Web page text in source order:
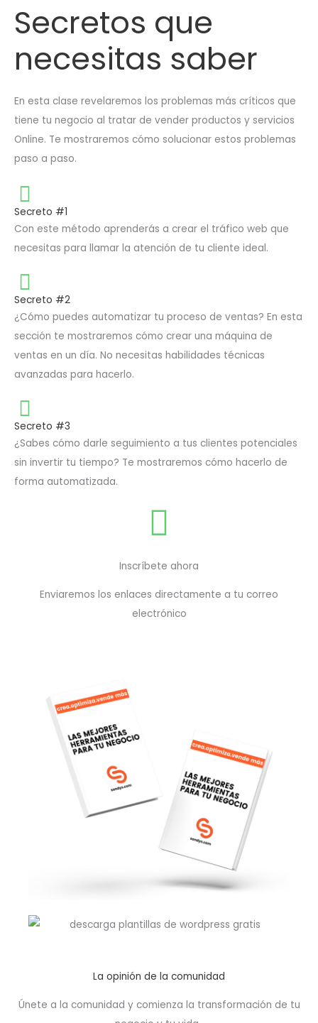
Secretos que
necesitas saber
En esta clase revelaremos los problemas más críticos que
tiene tu negocio al tratar de vender productos y servicios
Online. Te mostraremos cómo solucionar estos problemas
paso a paso.
Secreto #1
Con este método aprenderás a crear el tráfico web que
necesitas para llamar la atención de tu cliente ideal.
Secreto #2
¿Cómo puedes automatizar tu proceso de ventas? En esta
sección te mostraremos cómo crear una máquina de
ventas en un día. No necesitas habilidades técnicas
avanzadas para hacerlo.
Secreto #3
¿Sabes cómo darle seguimiento a tus clientes potenciales
sin invertir tu tiempo? Te mostraremos cómo hacerlo de
forma automatizada.
Inscríbete ahora
Enviaremos los enlaces directamente a tu correo
electrónico
La opinión de la comunidad
Únete a la comunidad y comienza la transformación de tu